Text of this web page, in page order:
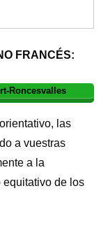
FRANCÉS:
Roncesvalles
las
a vuestras
a la
equitativo de los